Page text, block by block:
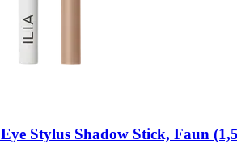
Eye Stylus Shadow Stick, Faun